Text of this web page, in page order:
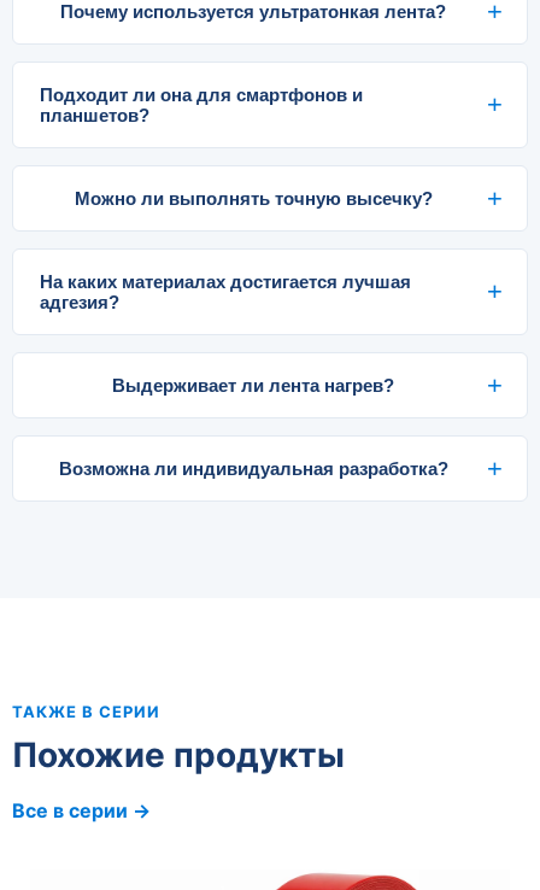
Почему используется ультратонкая лента?
Подходит ли она для смартфонов и
планшетов?
Можно ли выполнять точную высечку?
На каких материалах достигается лучшая
адгезия?
Выдерживает ли лента нагрев?
Возможна ли индивидуальная разработка?
ТАКЖЕ В СЕРИИ
Похожие продукты
Все в серии →